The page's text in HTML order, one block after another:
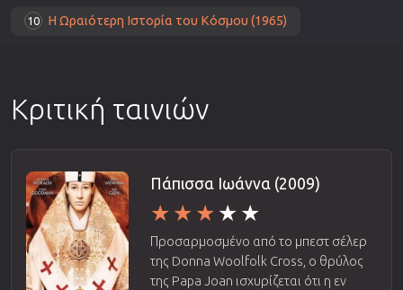
10 Η Ωραιότερη Ιστορία του Κόσμου (1965)
Κριτική ταινιών
Πάπισσα Ιωάννα (2009)
Προσαρμοσμένο από το μπεστ σέλερ
της Donna Woolfolk Cross, ο θρύλος
της Papa Joan ισχυρίζεται ότι η εν